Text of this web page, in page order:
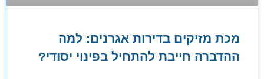
מכת מזיקים בדירות אגרנים: למה
ההדברה חייבת להתחיל בפינוי יסודי?